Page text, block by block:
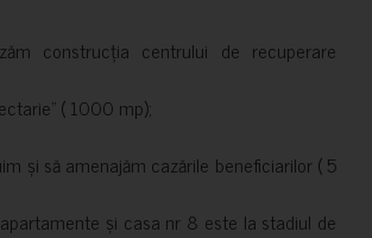
construcția centrului de recuperare
( 1000 mp);
și să amenajăm cazările beneficiarilor ( 5
și casa nr 8 este la stadiul de